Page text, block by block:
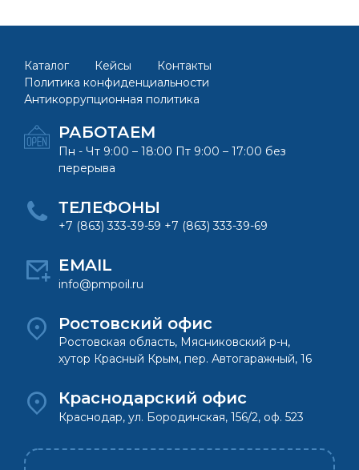
Каталог Кейсы
Контакты
Политика конфиденциальности
Антикоррупционная политика
РАБОТАЕМ
Пн - Чт 9:00 – 18:00 Пт 9:00 – 17:00 без
перерыва
ТЕЛЕФОНЫ
+7 (863) 333-39-59 +7 (863) 333-39-69
EMAIL
info@pmpoil.ru
Ростовский офис
Ростовская область, Мясниковский р-н,
хутор Красный Крым, пер. Автогаражный, 16
Краснодарский офис
Краснодар, ул. Бородинская, 156/2, оф. 523